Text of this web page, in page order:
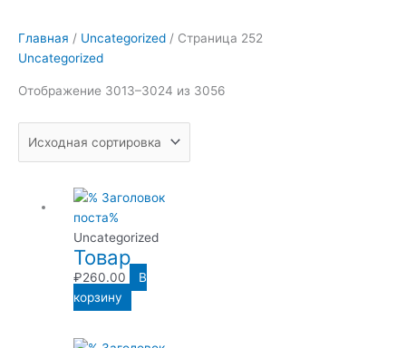
Главная / Uncategorized / Страница 252
Uncategorized
Отображение 3013–3024 из 3056
Uncategorized
Товар
₽260.00
В
корзину